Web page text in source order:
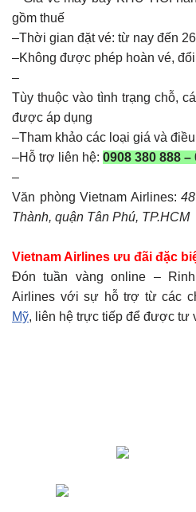
gồm thuế
–Thời gian đặt vé: từ nay đến
–Không được phép hoàn vé,
–
Tùy thuộc vào tình trạng chỗ,
được áp dụng
–Tham khảo các loại giá và
–Hỗ trợ liên hệ: 0908 380 888 –
–
Văn phòng Vietnam Airlines:
Thành, quận Tân Phú, TP.HCM
Vietnam Airlines ưu đãi đặc
Đón tuần vàng online –
Airlines với sự hỗ trợ từ các
Mỹ, liên hệ trực tiếp để được tư